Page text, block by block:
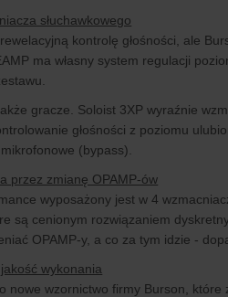
słuchawkowego
kontrolę głośności, ale
ma własny system regulacji
gracze. Soloist 3XP wyraźnie
głośności z poziomu
(bypass).
przez zmianę OPAMP-ów
wyposażony jest w 4
są cenionym rozwiązaniem
OPAMP-y, a co za tym idzie -
wykonania
nowe wzornictwo firmy Burson,